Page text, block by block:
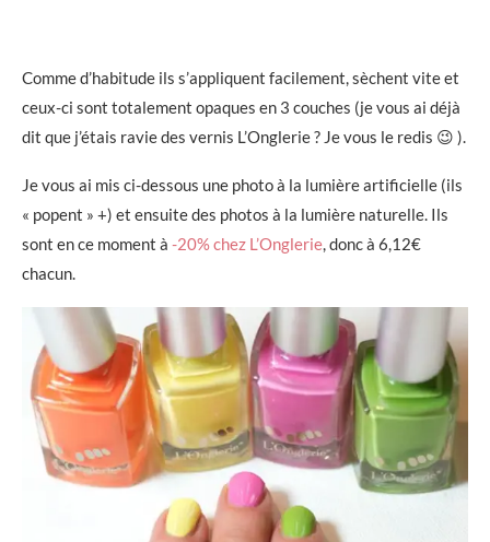
Comme d’habitude ils s’appliquent facilement, sèchent vite et
ceux-ci sont totalement opaques en 3 couches (je vous ai déjà
dit que j’étais ravie des vernis L’Onglerie ? Je vous le redis 😉 ).
Je vous ai mis ci-dessous une photo à la lumière artificielle (ils
« popent » +) et ensuite des photos à la lumière naturelle. Ils
sont en ce moment à -20% chez L’Onglerie, donc à 6,12€
chacun.